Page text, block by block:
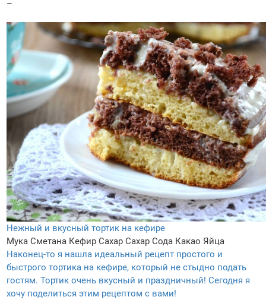
–
Нежный и вкусный тортик на кефире
Мука Сметана Кефир Сахар Сахар Сода Какао Яйца
Наконец-то я нашла идеальный рецепт простого и
быстрого тортика на кефире, который не стыдно подать
гостям. Тортик очень вкусный и праздничный! Сегодня я
хочу поделиться этим рецептом с вами!